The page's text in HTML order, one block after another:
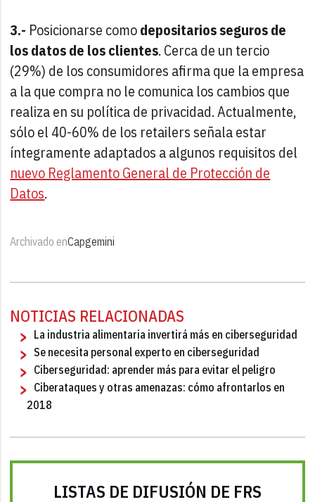
3.- Posicionarse comodepositarios seguros de
los datos de los clientes. Cerca de un tercio
(29%) de los consumidores afirma que la empresa
a la que compra no le comunica los cambios que
realiza en su política de privacidad. Actualmente,
sólo el 40-60% de los retailers señala estar
íntegramente adaptados a algunos requisitos del
nuevo Reglamento General de Protección de
Datos.
Archivado enCapgemini
NOTICIAS RELACIONADAS
La industria alimentaria invertirá más en ciberseguridad
Se necesita personal experto en ciberseguridad
Ciberseguridad: aprender más para evitar el peligro
Ciberataques y otras amenazas: cómo afrontarlos en
2018
LISTAS DE DIFUSIÓN DE FRS